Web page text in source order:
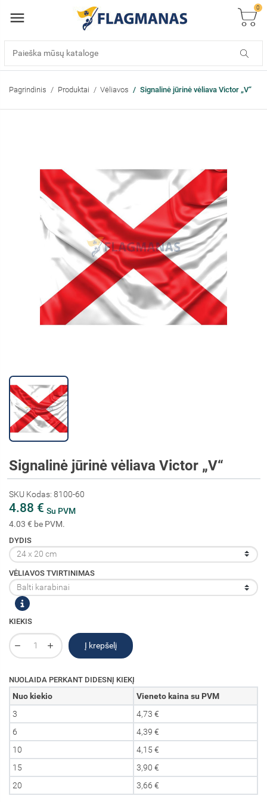
0
Pagrindinis Produktai Vėliavos Signalinė jūrinė vėliava Victor „V“
Signalinė jūrinė vėliava Victor „V“
SKU Kodas: 8100-60
4.88 € Su PVM
4.03 € be PVM.
DYDIS
VĖLIAVOS TVIRTINIMAS
KIEKIS
Į krepšelį
NUOLAIDA PERKANT DIDESNĮ KIEKĮ
Nuo kiekio
Vieneto kaina su PVM
3
4,73 €
6
4,39 €
10
4,15 €
15
3,90 €
20
3,66 €